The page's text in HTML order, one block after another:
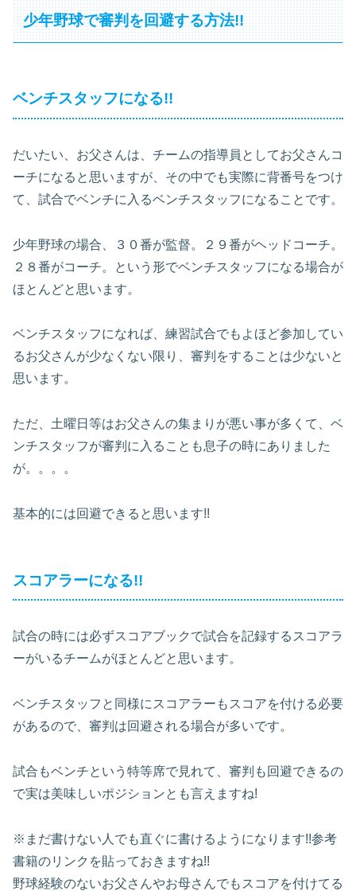
少年野球で審判を回避する方法!!
ベンチスタッフになる!!
だいたい、お父さんは、チームの指導員としてお父さんコ
ーチになると思いますが、その中でも実際に背番号をつけ
て、試合でベンチに入るベンチスタッフになることです。
少年野球の場合、３０番が監督。２９番がヘッドコーチ。
２８番がコーチ。という形でベンチスタッフになる場合が
ほとんどと思います。
ベンチスタッフになれば、練習試合でもよほど参加してい
るお父さんが少なくない限り、審判をすることは少ないと
思います。
ただ、土曜日等はお父さんの集まりが悪い事が多くて、ベ
ンチスタッフが審判に入ることも息子の時にありました
が。。。。
基本的には回避できると思います!!
スコアラーになる!!
試合の時には必ずスコアブックで試合を記録するスコアラ
ーがいるチームがほとんどと思います。
ベンチスタッフと同様にスコアラーもスコアを付ける必要
があるので、審判は回避される場合が多いです。
試合もベンチという特等席で見れて、審判も回避できるの
で実は美味しいポジションとも言えますね!
※まだ書けない人でも直ぐに書けるようになります!!参考
書籍のリンクを貼っておきますね!!
野球経験のないお父さんやお母さんでもスコアを付けてる